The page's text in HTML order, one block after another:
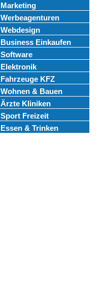
Marketing
Werbeagenturen
Webdesign
Business Einkaufen
Software
Elektronik
Fahrzeuge KFZ
Wohnen & Bauen
Ärzte Kliniken
Sport Freizeit
Essen & Trinken